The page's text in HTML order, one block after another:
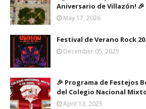
Aniversario de Villazón! 🎉
May 17, 2026
Festival de Verano Rock
December 05, 2025
🎉 Programa de Festejos
del Colegio Nacional
April 13, 2025